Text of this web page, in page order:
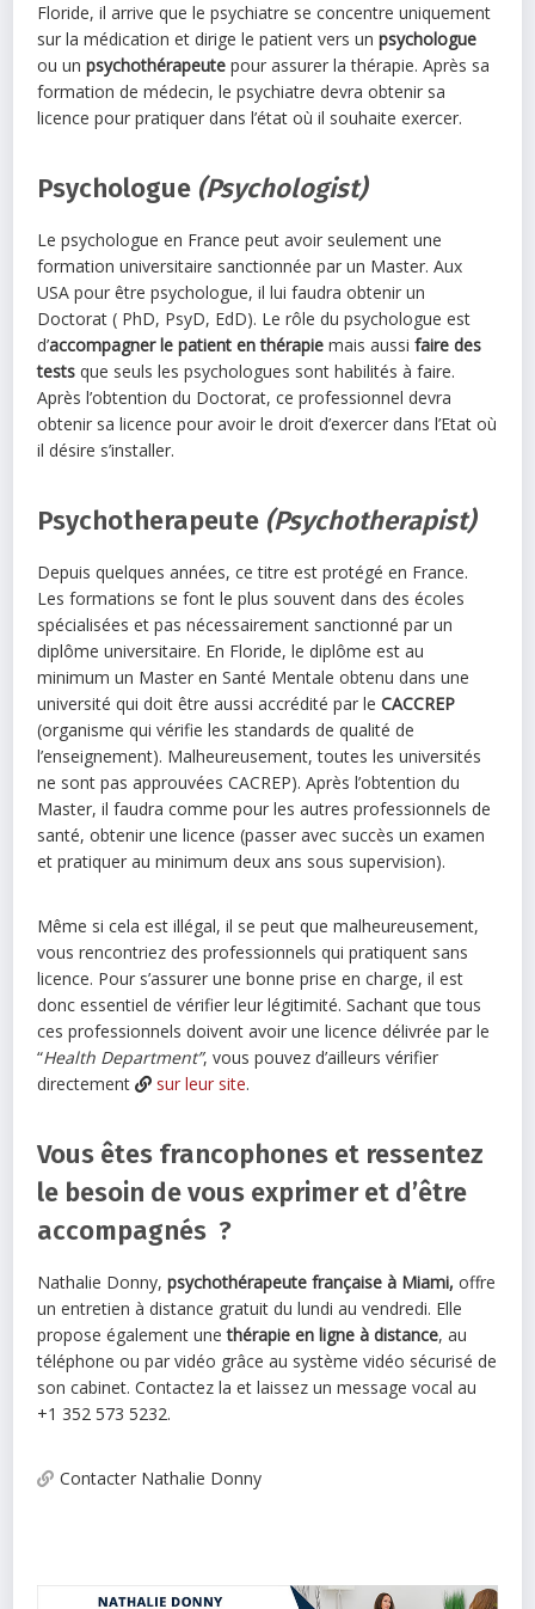
Floride, il arrive que le psychiatre se concentre uniquement
sur la médication et dirige le patient vers unpsychologue
ou unpsychothérapeute pour assurer la thérapie. Après sa
formation de médecin, le psychiatre devra obtenir sa
licence pour pratiquer dans l’état où il souhaite exercer.
Psychologue (Psychologist)
Le psychologue en France peut avoir seulement une
formation universitaire sanctionnée par un Master. Aux
USA pour être psychologue, il lui faudra obtenir un
Doctorat ( PhD, PsyD, EdD). Le rôle du psychologue est
d’accompagner le patient en thérapie mais aussifaire des
tests que seuls les psychologues sont habilités à faire.
Après l’obtention du Doctorat, ce professionnel devra
obtenir sa licence pour avoir le droit d’exercer dans l’Etat où
il désire s’installer.
Psychotherapeute (Psychotherapist)
Depuis quelques années, ce titre est protégé en France.
Les formations se font le plus souvent dans des écoles
spécialisées et pas nécessairement sanctionné par un
diplôme universitaire. En Floride, le diplôme est au
minimum un Master en Santé Mentale obtenu dans une
université qui doit être aussi accrédité par leCACCREP
(organisme qui vérifie les standards de qualité de
l’enseignement). Malheureusement, toutes les universités
ne sont pas approuvées CACREP). Après l’obtention du
Master, il faudra comme pour les autres professionnels de
santé, obtenir une licence (passer avec succès un examen
et pratiquer au minimum deux ans sous supervision).
Même si cela est illégal, il se peut que malheureusement,
vous rencontriez des professionnels qui pratiquent sans
licence. Pour s’assurer une bonne prise en charge, il est
donc essentiel de vérifier leur légitimité. Sachant que tous
ces professionnels doivent avoir une licence délivrée par le
“Health Department”, vous pouvez d’ailleurs vérifier
directement
sur leur site.
Vous êtes francophones et ressentez
le besoin de vous exprimer et d’être
accompagnés ?
Nathalie Donny,psychothérapeute française à Miami, offre
un entretien à distance gratuit du lundi au vendredi. Elle
propose également unethérapie en ligne à distance, au
téléphone ou par vidéo grâce au système vidéo sécurisé de
son cabinet. Contactez la et laissez un message vocal au
+1 352 573 5232.
Contacter Nathalie Donny